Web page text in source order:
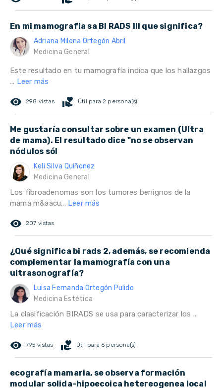
En mi mamografia sa BI RADS III que significa?
Adriana Milena Ortegón Abril
Medicina General
Este resultado en tu mamografía indica que los hallazgos
... Leer más
remove_red_eye 298 vistas volunteer_activism Útil para 2 persona(s)
Me gustaría consultar sobre un examen (Ultra
de mama). El resultado dice "no se observan
nódulos sól
Keli Silva Quiñonez
Medicina General
Los fibroadenomas son los tumores benignos de la
mama m&aacu... Leer más
remove_red_eye 207 vistas
¿Qué significa bi rads 2, además, se recomienda
complementar la mamografía con una
ultrasonografía?
Luisa Fernanda Ortegón Pulido
Medicina Estética
La clasificación BIRADS se usa para caracterizar los ...
Leer más
remove_red_eye 795 vistas volunteer_activism Útil para 6 persona(s)
ecografía mamaria, se observa formación
modular solida-hipoecoica hetereogenea local